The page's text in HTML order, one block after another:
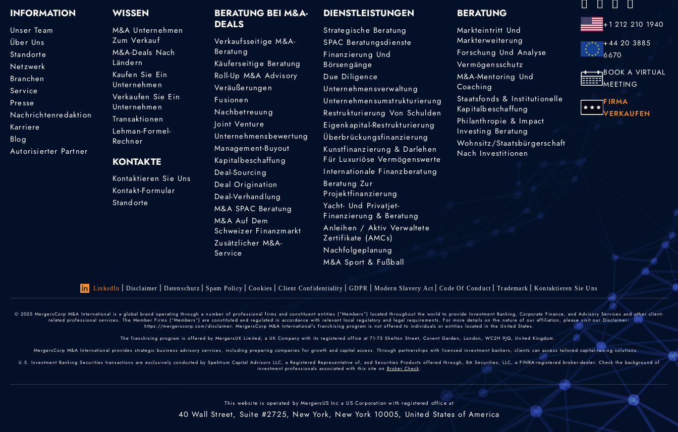
INFORMATION
Unser Team
Über Uns
Standorte
Netzwerk
Branchen
Service
Presse
Nachrichtenredaktion
Karriere
Blog
Autorisierter Partner
WISSEN
M&A Unternehmen
Zum Verkauf
M&A-Deals Nach
Ländern
Kaufen Sie Ein
Unternehmen
Verkaufen Sie Ein
Unternehmen
Transaktionen
Lehman-Formel-
Rechner
KONTAKTE
Kontaktieren Sie Uns
Kontakt-Formular
Standorte
BERATUNG BEI M&A-
DEALS
Verkaufsseitige M&A-
Beratung
Käuferseitige Beratung
Roll-Up M&A Advisory
Veräußerungen
Fusionen
Nachbetreuung
Joint Venture
Unternehmensbewertung
Management-Buyout
Kapitalbeschaffung
Deal-Sourcing
Deal Origination
Deal-Verhandlung
M&A SPAC Beratung
M&A Auf Dem
Schweizer Finanzmarkt
Zusätzlicher M&A-
Service
DIENSTLEISTUNGEN
Strategische Beratung
SPAC Beratungsdienste
Finanzierung Und
Börsengänge
Due Diligence
Unternehmensverwaltung
Unternehmensumstrukturierung
Restrukturierung Von Schulden
Eigenkapital-Restrukturierung
Überbrückungsfinanzierung
Kunstfinanzierung & Darlehen
Für Luxuriöse Vermögenswerte
Internationale Finanzberatung
Beratung Zur
Projektfinanzierung
Yacht- Und Privatjet-
Finanzierung & Beratung
Anleihen / Aktiv Verwaltete
Zertifikate (AMCs)
Nachfolgeplanung
M&A Sport & Fußball
BERATUNG
Markteintritt Und
Markterweiterung
Forschung Und Analyse
Vermögensschutz
M&A-Mentoring Und
Coaching
Staatsfonds & Institutionelle
Kapitalbeschaffung
Philanthropie & Impact
Investing Beratung
Wohnsitz/Staatsbürgerschaft
Nach Investitionen
+1 212 210 1940
+44 20 3885
6670
BOOK A VIRTUAL
MEETING
FIRMA
VERKAUFEN
LinkedIn Disclaimer Datenschutz Spam Policy Cookies Client Confidentiality GDPR Modern Slavery Act Code Of Conduct Trademark Kontaktieren Sie Uns
© 2025 MergersCorp M&A International is a global brand operating through a number of professional firms and constituent entities (“Members”) located throughout the world to provide Investment Banking, Corporate Finance, and Advisory Services and other client-
related professional services. The Member Firms (“Members”) are constituted and regulated in accordance with relevant local regulatory and legal requirements. For more details on the nature of our affiliation, please visit our Disclaimer:
https://mergerscorp.com/disclaimer. MergersCorp M&A International's franchising program is not offered to individuals or entities located in the United States.
The franchising program is offered by MergersUK Limited, a UK Company with its registered office at 71-75 Shelton Street, Covent Garden, London, WC2H 9JQ, United Kingdom.
MergersCorp M&A International provides strategic business advisory services, including preparing companies for growth and capital access. Through partnerships with licensed investment bankers, clients can access tailored capital-raising solutions.
U.S. Investment Banking Securities transactions are exclusively conducted by Spektrum Capital Advisors LLC, a Registered Representative of, and Securities Products offered through, BA Securities, LLC, a FINRA-registered broker-dealer. Check the background of
investment professionals associated with this site on Broker Check.
This website is operated by MergersUS Inc a US Corporation with registered office at
40 Wall Street, Suite #2725, New York, New York 10005, United States of America